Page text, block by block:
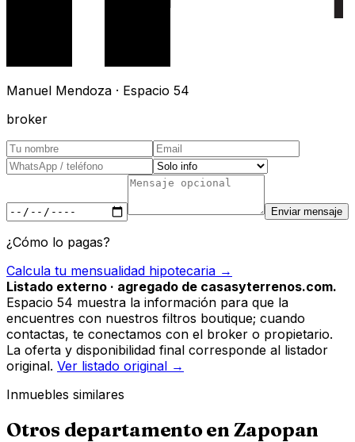
Manuel Mendoza · Espacio 54
broker
Enviar mensaje
¿Cómo lo pagas?
Calcula tu mensualidad hipotecaria →
Listado externo · agregado de casasyterrenos.com.
Espacio 54 muestra la información para que la
encuentres con nuestros filtros boutique; cuando
contactas, te conectamos con el broker o propietario.
La oferta y disponibilidad final corresponde al listador
original. Ver listado original →
Inmuebles similares
Otros departamentoen Zapopan